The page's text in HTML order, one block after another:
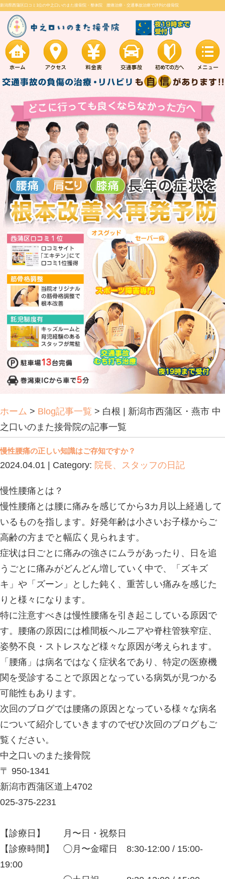
新潟県西蒲区口コミ1位の中之口いのまた接骨院・整体院 腰痛治療・交通事故治療
ホーム>Blog記事一覧
之口いのまた接骨院の記事一覧
慢性腰痛の正しい知識はご存知ですか？
2024.04.01 | Category:院長、スタッ
慢性腰痛とは？
慢性腰痛とは腰に痛みを感じてから3
いるものを指します。好発年齢は小
高齢の方までと幅広く見られます。
症状は日ごとに痛みの強さにムラが
うごとに痛みがどんどん増していく
キ」や「ズーン」とした鈍く、重苦
りと様々になります。